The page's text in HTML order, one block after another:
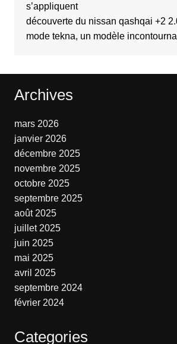
s’appliquent
découverte du nissan qashqai +2
mode tekna, un modèle
Archives
mars 2026
janvier 2026
décembre 2025
novembre 2025
octobre 2025
septembre 2025
août 2025
juillet 2025
juin 2025
mai 2025
avril 2025
septembre 2024
février 2024
Categories